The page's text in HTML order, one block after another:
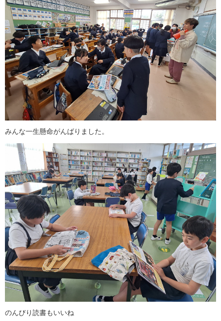
みんな一生懸命がんばりました。
のんびり読書もいいね